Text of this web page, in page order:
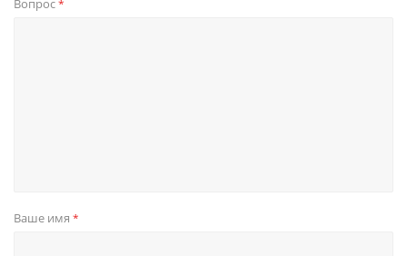
Вопрос*
Ваше имя *